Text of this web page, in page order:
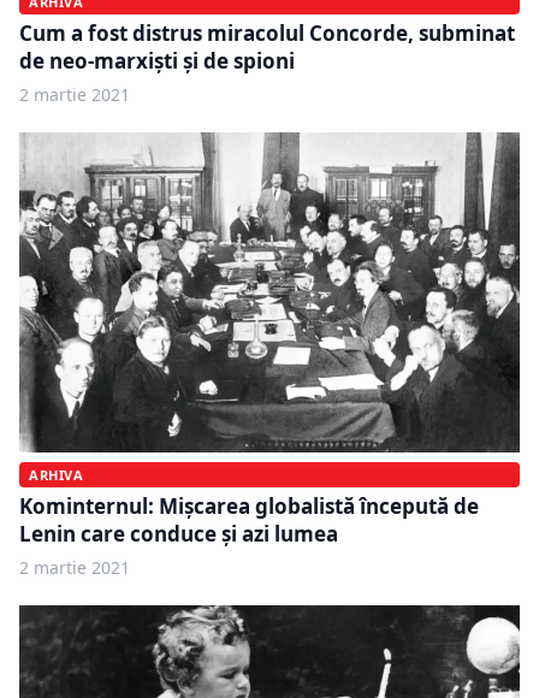
Cum a fost distrus miracolul Concorde, subminat
de neo-marxiști și de spioni
2 martie 2021
ARHIVA
Kominternul: Mișcarea globalistă începută de
Lenin care conduce și azi lumea
2 martie 2021